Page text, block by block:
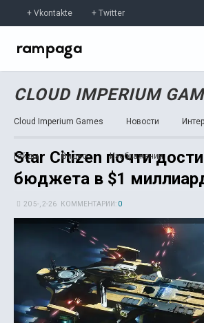
Vkontakte Twitter
CLOUD IMPERIUM
Cloud Imperium Games Новости
Гайды Видео Изображения
Star Citizen почти
бюджета в $1
20 5-, 2-26 КОММЕНТАРИИ: 0